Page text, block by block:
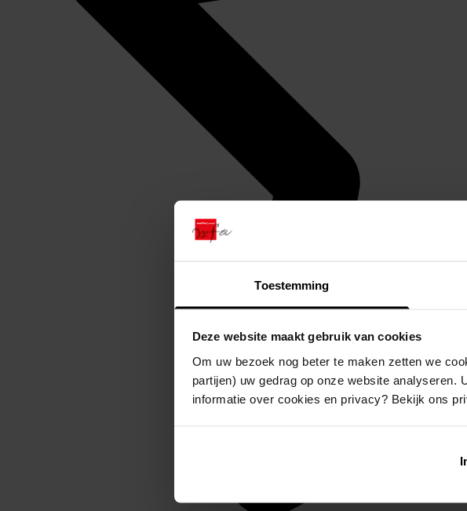
Toestemming
Deze website maakt gebruik van cookies
Om uw bezoek nog beter te maken zetten we
partijen) uw gedrag op onze website
informatie over cookies en privacy? Bekijk ons